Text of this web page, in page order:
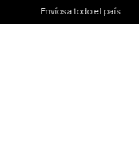
Envíos a todo el país